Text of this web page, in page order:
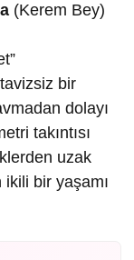
(Kerem Bey)
bir
dolayı
takıntısı
uzak
ikili bir yaşamı